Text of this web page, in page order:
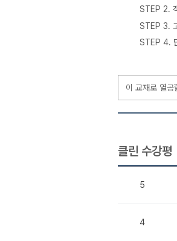
STEP 2.
STEP 3.
STEP 4.
이 교재로 열
클린 수강평
5
4